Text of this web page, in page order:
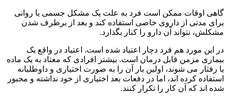
گاهی اوقات ممکن است فرد به علت یک مشکل جسمی یا روانی
برای مدتی از داروی خاصی استفاده کند و بعد از برطرف شدن
مشکلش، نتواند آن دارو را کنار بگذارد.
در این مورد هم فرد دچار اعتیاد شده است. اعتیاد در واقع یک
بیماری مزمن قابل درمان است. بیشتر افرادی که معتاد به یک ماده
یا رفتار می شوند، اولین بار آن را به صورت اختیاری و داوطلبانه
استفاده کرده اند، اما در دفعات بعد اختیاری از خود نداشته و مجبور
شده اند که آن کار را تکرار کنند.